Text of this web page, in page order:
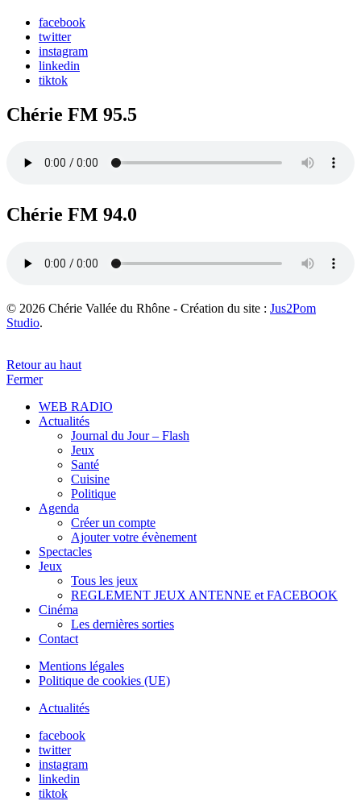
facebook
twitter
instagram
linkedin
tiktok
Chérie FM 95.5
Chérie FM 94.0
© 2026 Chérie Vallée du Rhône - Création du site : Jus2Pom
Studio.
Retour au haut
Fermer
WEB RADIO
Actualités
Journal du Jour – Flash
Jeux
Santé
Cuisine
Politique
Agenda
Créer un compte
Ajouter votre évènement
Spectacles
Jeux
Tous les jeux
REGLEMENT JEUX ANTENNE et FACEBOOK
Cinéma
Les dernières sorties
Contact
Mentions légales
Politique de cookies (UE)
Actualités
facebook
twitter
instagram
linkedin
tiktok